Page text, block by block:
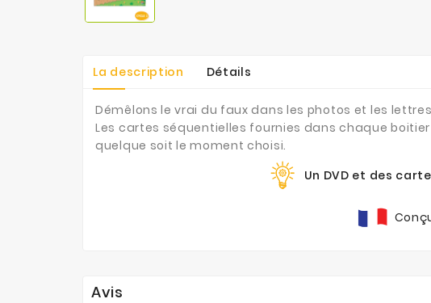
La description Détails
Démêlons le vrai du faux dans les photos et les
Les cartes séquentielles fournies dans chaque
quelque soit le moment choisi.
Un DVD et des
Avis